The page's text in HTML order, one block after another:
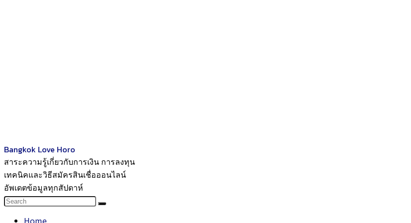
Bangkok Love Horo
สาระความรู้เกี่ยวกับการเงิน การลงทุน
เทคนิคและวิธีสมัครสินเชื่อออนไลน์
อัพเดตข้อมูลทุกสัปดาห์
Home